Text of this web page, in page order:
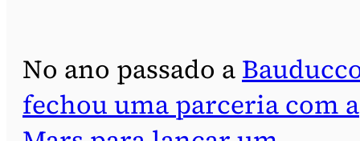
No ano passado a
fechou uma parceria com a